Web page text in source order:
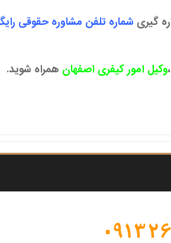
گیری شماره تلفن مشاوره حقوقی
،وکیل امور کیفری اصفهان همراه شوید.